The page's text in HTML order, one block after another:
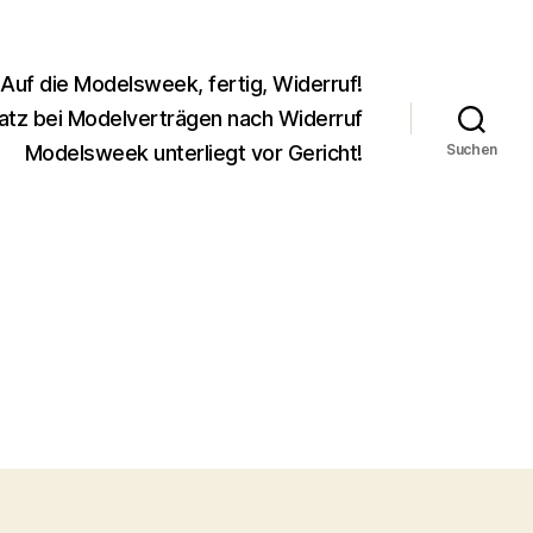
Auf die Modelsweek, fertig, Widerruf!
bei Modelverträgen nach Widerruf
Modelsweek unterliegt vor Gericht! Suchen